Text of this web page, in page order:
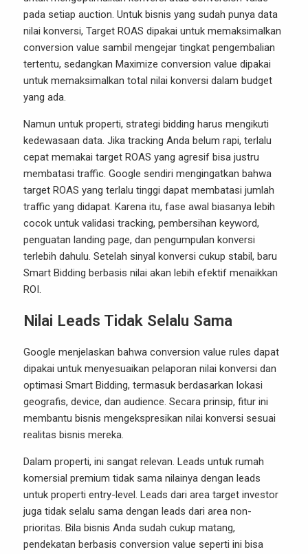
pada setiap auction. Untuk bisnis yang sudah punya data
nilai konversi, Target ROAS dipakai untuk memaksimalkan
conversion value sambil mengejar tingkat pengembalian
tertentu, sedangkan Maximize conversion value dipakai
untuk memaksimalkan total nilai konversi dalam budget
yang ada.
Namun untuk properti, strategi bidding harus mengikuti
kedewasaan data. Jika tracking Anda belum rapi, terlalu
cepat memakai target ROAS yang agresif bisa justru
membatasi traffic. Google sendiri mengingatkan bahwa
target ROAS yang terlalu tinggi dapat membatasi jumlah
traffic yang didapat. Karena itu, fase awal biasanya lebih
cocok untuk validasi tracking, pembersihan keyword,
penguatan landing page, dan pengumpulan konversi
terlebih dahulu. Setelah sinyal konversi cukup stabil, baru
Smart Bidding berbasis nilai akan lebih efektif menaikkan
ROI.
Nilai Leads Tidak Selalu Sama
Google menjelaskan bahwa conversion value rules dapat
dipakai untuk menyesuaikan pelaporan nilai konversi dan
optimasi Smart Bidding, termasuk berdasarkan lokasi
geografis, device, dan audience. Secara prinsip, fitur ini
membantu bisnis mengekspresikan nilai konversi sesuai
realitas bisnis mereka.
Dalam properti, ini sangat relevan. Leads untuk rumah
komersial premium tidak sama nilainya dengan leads
untuk properti entry-level. Leads dari area target investor
juga tidak selalu sama dengan leads dari area non-
prioritas. Bila bisnis Anda sudah cukup matang,
pendekatan berbasis conversion value seperti ini bisa